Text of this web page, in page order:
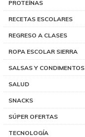
PROTEÍNAS
RECETAS ESCOLARES
REGRESO A CLASES
ROPA ESCOLAR SIERRA
SALSAS Y CONDIMENTOS
SALUD
SNACKS
SÚPER OFERTAS
TECNOLOGÍA